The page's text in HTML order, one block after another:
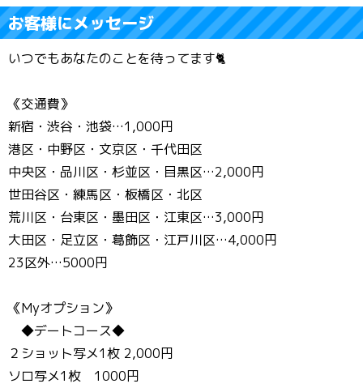
お客様にメッセージ
いつでもあなたのことを待ってます🐈
《交通費》
新宿・渋谷・池袋…1,000円
港区・中野区・文京区・千代田区
中央区・品川区・杉並区・目黒区…2,000円
世田谷区・練馬区・板橋区・北区
荒川区・台東区・墨田区・江東区…3,000円
大田区・足立区・葛飾区・江戸川区…4,000円
23区外…5000円
《Myオプション》
◆デートコース◆
２ショット写メ1枚 2,000円
ソロ写メ1枚 1000円